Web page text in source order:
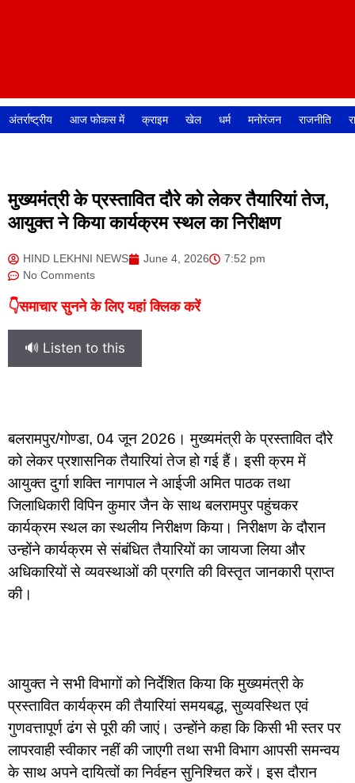
अंतर्राष्ट्रीय आज फोकस में क्राइम खेल धर्म मनोरंजन राजनीति
मुख्यमंत्री के प्रस्तावित दौरे को लेकर तैयारियां तेज,
आयुक्त ने किया कार्यक्रम स्थल का निरीक्षण
HIND LEKHNI NEWS June 4, 2026
7:52 pm
No Comments
👇समाचार सुनने के लिए यहां क्लिक करें
🔊 Listen to this
बलरामपुर/गोण्डा, 04 जून 2026। मुख्यमंत्री के प्रस्तावित दौरे
को लेकर प्रशासनिक तैयारियां तेज हो गई हैं। इसी क्रम में
आयुक्त दुर्गा शक्ति नागपाल ने आईजी अमित पाठक तथा
जिलाधिकारी विपिन कुमार जैन के साथ बलरामपुर पहुंचकर
कार्यक्रम स्थल का स्थलीय निरीक्षण किया। निरीक्षण के दौरान
उन्होंने कार्यक्रम से संबंधित तैयारियों का जायजा लिया और
अधिकारियों से व्यवस्थाओं की प्रगति की विस्तृत जानकारी प्राप्त
की।
आयुक्त ने सभी विभागों को निर्देशित किया कि मुख्यमंत्री के
प्रस्तावित कार्यक्रम की तैयारियां समयबद्ध, सुव्यवस्थित एवं
गुणवत्तापूर्ण ढंग से पूरी की जाएं। उन्होंने कहा कि किसी भी स्तर पर
लापरवाही स्वीकार नहीं की जाएगी तथा सभी विभाग आपसी समन्वय
के साथ अपने दायित्वों का निर्वहन सुनिश्चित करें। इस दौरान